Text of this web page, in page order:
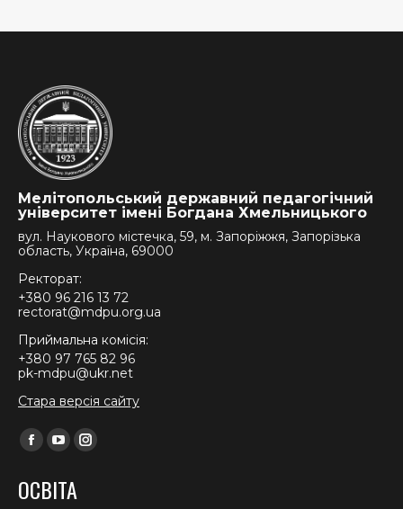
Мелітопольський державний педагогічний
університет імені Богдана Хмельницького
вул. Наукового містечка, 59, м. Запоріжжя, Запорізька
область, Україна, 69000
Ректорат:
+380 96 216 13 72
rectorat@mdpu.org.ua
Приймальна комісія:
+380 97 765 82 96
pk-mdpu@ukr.net
Стара версія сайту
Find us on:
Facebook
opens
YouTube
opens
Instagram
ОСВІТА